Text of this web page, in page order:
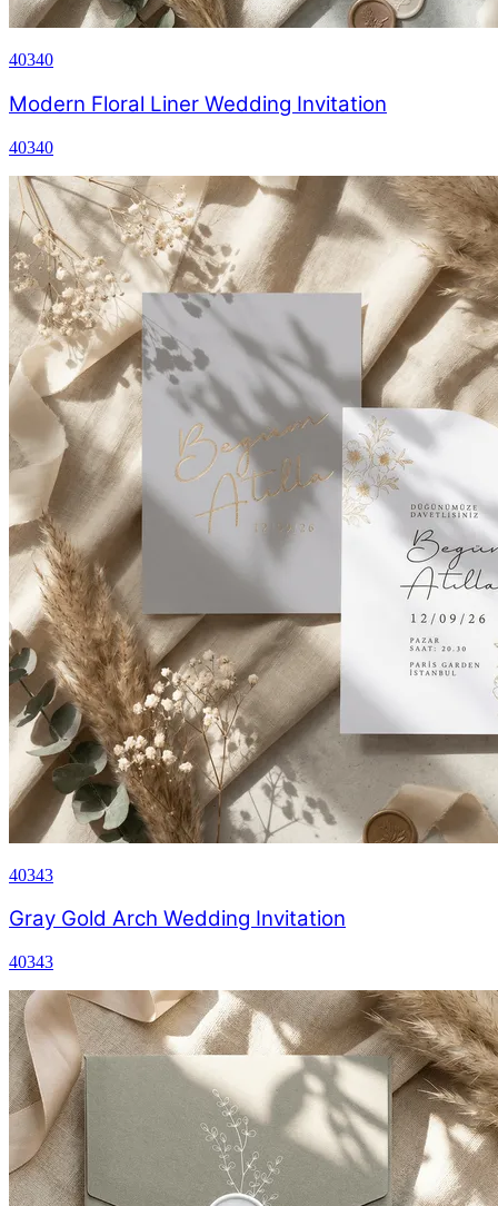
40340
Modern Floral Liner Wedding Invitation
40340
40343
Gray Gold Arch Wedding Invitation
40343